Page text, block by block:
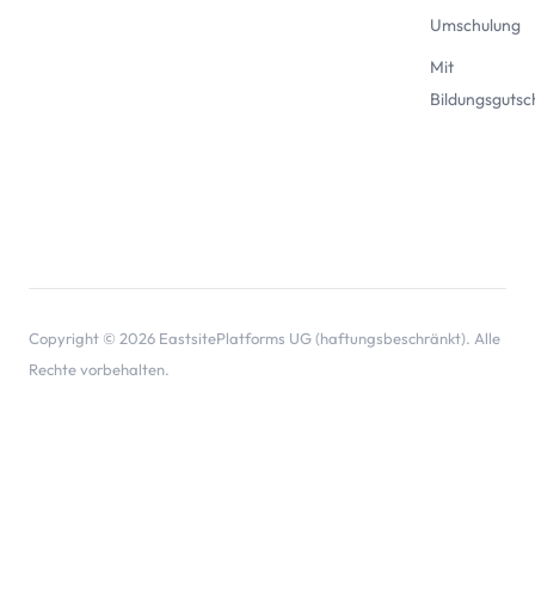
Umschulung
Mit
Copyright © 2026 EastsitePlatforms UG (haftungsbeschränkt). Alle
Rechte vorbehalten.